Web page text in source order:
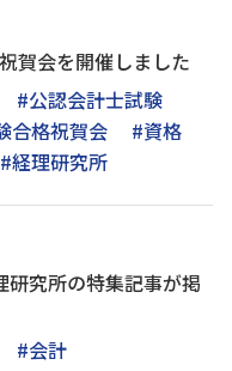
賀会を開催しました
#公認会計士試験
合格祝賀会
#資格
#経理研究所
研究所の特集記事が掲
#会計